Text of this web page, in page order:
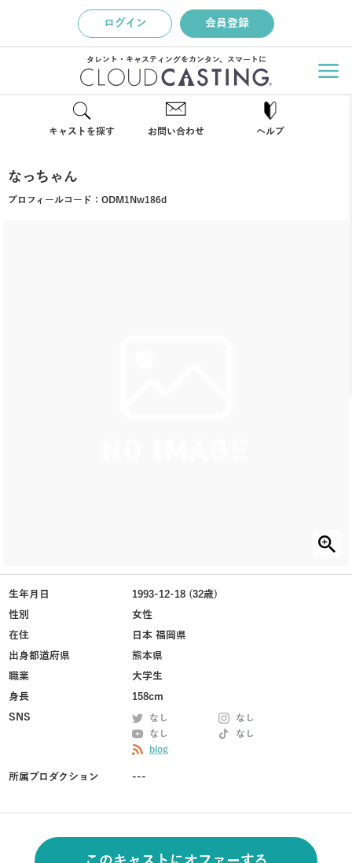
ログイン 会員登録
タレント・キャスティングをカンタン、スマートに
キャストを探す お問い合わせ ヘルプ
なっちゃん
プロフィールコード： ODM1Nw186d
生年月日
1993-12-18 (32歳)
性別
女性
在住
日本 福岡県
出身都道府県
熊本県
職業
大学生
身長
158cm
SNS
なし
なし
なし
なし
blog
所属プロダクション ---